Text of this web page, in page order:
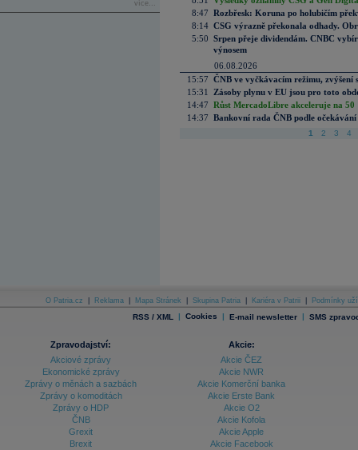
více...
8:47 Rozbřesk: Koruna po holubičím
8:14 CSG výrazně překonala odhady.
5:50 Srpen přeje dividendám. CNBC
výnosem
06.08.2026
15:57 ČNB ve vyčkávacím režimu, zvýšení
15:31
Zásoby plynu v EU jsou pro toto
14:47 Růst MercadoLibre akceleruje na
14:37 Bankovní rada ČNB podle
1 2 3 4
O Patria.cz Reklama Mapa Stránek Skupina Patria Kariéra v Patrii Podmínky
RSS / XML | Cookies | E-mail newsletter | SMS
Zpravodajství:
Akciové zprávy
Ekonomické zprávy
Zprávy o měnách a sazbách
Zprávy o komoditách
Zprávy o HDP
ČNB
Grexit
Brexit
Akcie:
Akcie ČEZ
Akcie NWR
Akcie Komerční banka
Akcie Erste Bank
Akcie O2
Akcie Kofola
Akcie Apple
Akcie Facebook